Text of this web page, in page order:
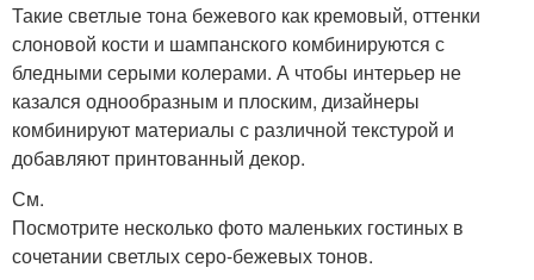
Такие светлые тона бежевого как кремовый, оттенки
слоновой кости и шампанского комбинируются с
бледными серыми колерами. А чтобы интерьер не
казался однообразным и плоским, дизайнеры
комбинируют материалы с различной текстурой и
добавляют принтованный декор.
См.
Посмотрите несколько фото маленьких гостиных в
сочетании светлых серо-бежевых тонов.